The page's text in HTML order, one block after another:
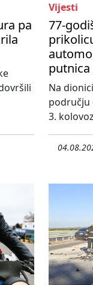
pa
Vijesti
77-
putnica
Na
području
3.